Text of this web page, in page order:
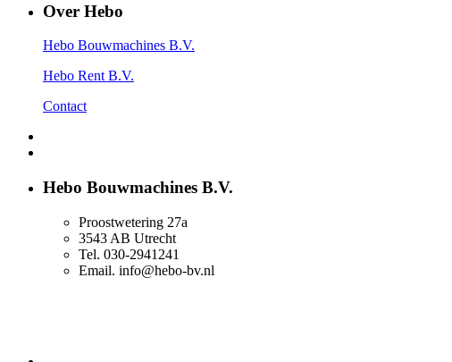
Over Hebo
Hebo Bouwmachines B.V.
Hebo Rent B.V.
Contact
Hebo Bouwmachines B.V.
Proostwetering 27a
3543 AB Utrecht
Tel. 030-2941241
Email. info@hebo-bv.nl